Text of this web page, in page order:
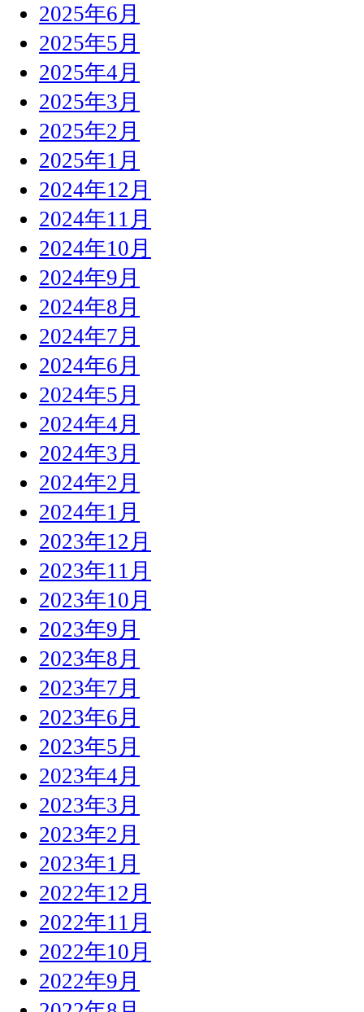
2025年6月
2025年5月
2025年4月
2025年3月
2025年2月
2025年1月
2024年12月
2024年11月
2024年10月
2024年9月
2024年8月
2024年7月
2024年6月
2024年5月
2024年4月
2024年3月
2024年2月
2024年1月
2023年12月
2023年11月
2023年10月
2023年9月
2023年8月
2023年7月
2023年6月
2023年5月
2023年4月
2023年3月
2023年2月
2023年1月
2022年12月
2022年11月
2022年10月
2022年9月